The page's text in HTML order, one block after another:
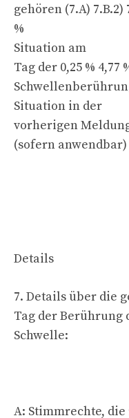
gehören (7.A)
%
Situation am
Tag der 0,25 % 4,77
Situation in der
vorherigen Meldung
(sofern anwendbar)
Details
7. Details über die
Tag der Berührung
Schwelle:
A: Stimmrechte,